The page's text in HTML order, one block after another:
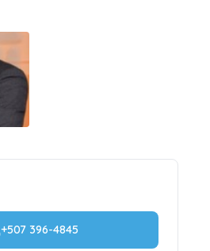
+507 396-4845